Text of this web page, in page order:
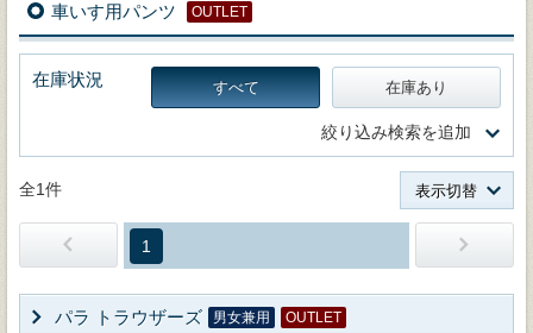
車いす用パンツ OUTLET
在庫状況 すべて 在庫あり
絞り込み検索を追加
全1件 表示切替
1
パラ トラウザーズ 男女兼用 OUTLET